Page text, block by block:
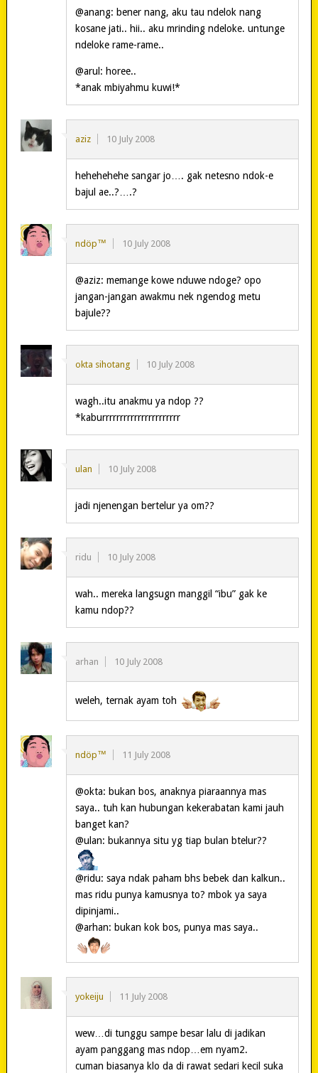
@anang: bener nang, aku tau ndelok nang
kosane jati.. hii.. aku mrinding ndeloke. untunge
ndeloke rame-rame..
@arul: horee..
*anak mbiyahmu kuwi!*
aziz 10 July 2008
hehehehehe sangar jo…. gak netesno ndok-e
bajul ae..?….?
ndöp™ 10 July 2008
@aziz: memange kowe nduwe ndoge? opo
jangan-jangan awakmu nek ngendog metu
bajule??
okta sihotang 10 July 2008
wagh..itu anakmu ya ndop ??
*kaburrrrrrrrrrrrrrrrrrrrrr
ulan 10 July 2008
jadi njenengan bertelur ya om??
ridu 10 July 2008
wah.. mereka langsugn manggil “ibu” gak ke
kamu ndop??
arhan 10 July 2008
weleh, ternak ayam toh
ndöp™ 11 July 2008
@okta: bukan bos, anaknya piaraannya mas
saya.. tuh kan hubungan kekerabatan kami jauh
banget kan?
@ulan: bukannya situ yg tiap bulan btelur??
@ridu: saya ndak paham bhs bebek dan kalkun..
mas ridu punya kamusnya to? mbok ya saya
dipinjami..
@arhan: bukan kok bos, punya mas saya..
yokeiju 11 July 2008
wew…di tunggu sampe besar lalu di jadikan
ayam panggang mas ndop…em nyam2.
cuman biasanya klo da di rawat sedari kecil suka